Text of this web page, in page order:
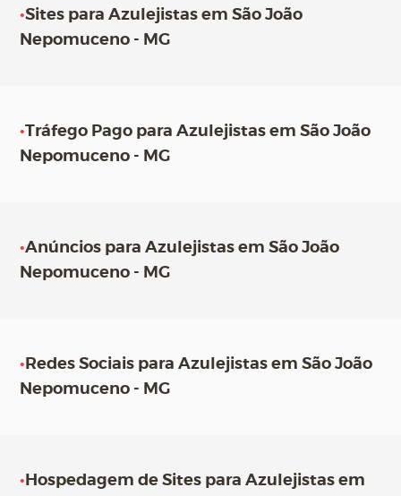
•Sites para Azulejistas em São João
Nepomuceno - MG
•Tráfego Pago para Azulejistas em São João
Nepomuceno - MG
•Anúncios para Azulejistas em São João
Nepomuceno - MG
• Redes Sociais para Azulejistas em São João
Nepomuceno - MG
• Hospedagem de Sites para Azulejistas em